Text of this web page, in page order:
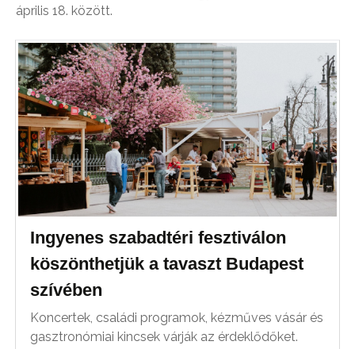
április 18. között.
Ingyenes szabadtéri fesztiválon
köszönthetjük a tavaszt Budapest
szívében
Koncertek, családi programok, kézműves vásár és
gasztronómiai kincsek várják az érdeklődőket.